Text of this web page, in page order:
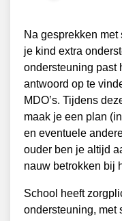
Na gesprekken
je kind extra
ondersteuning past
antwoord op te
MDO’s. Tijdens
maak je een plan
en eventuele
ouder ben je altijd
nauw betrokken bij
School heeft
ondersteuning, met